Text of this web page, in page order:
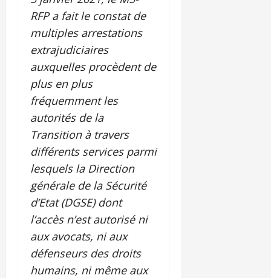
RFP a fait le constat de
multiples arrestations
extrajudiciaires
auxquelles procèdent de
plus en plus
fréquemment les
autorités de la
Transition à travers
différents services parmi
lesquels la Direction
générale de la Sécurité
d’Etat (DGSE) dont
l’accès n’est autorisé ni
aux avocats, ni aux
défenseurs des droits
humains, ni même aux